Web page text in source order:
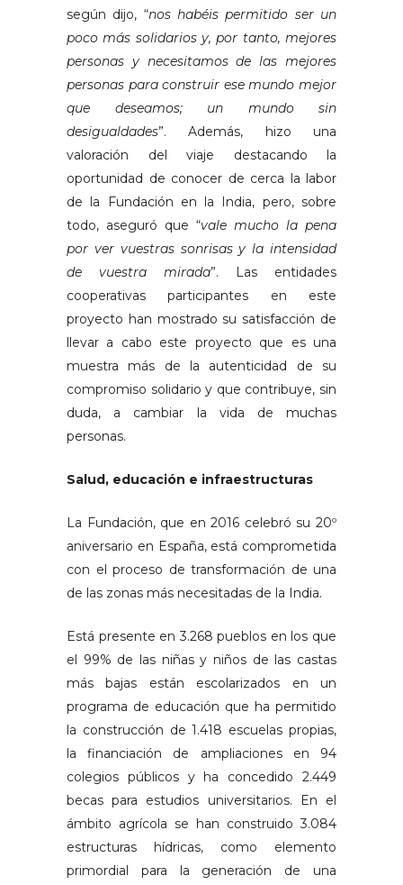
según dijo, “nos habéis permitido ser un
poco más solidarios y, por tanto, mejores
personas y necesitamos de las mejores
personas para construir ese mundo mejor
que deseamos; un mundo sin
desigualdades”. Además, hizo una
valoración del viaje destacando la
oportunidad de conocer de cerca la labor
de la Fundación en la India, pero, sobre
todo, aseguró que “vale mucho la pena
por ver vuestras sonrisas y la intensidad
de vuestra mirada”. Las entidades
cooperativas participantes en este
proyecto han mostrado su satisfacción de
llevar a cabo este proyecto que es una
muestra más de la autenticidad de su
compromiso solidario y que contribuye, sin
duda, a cambiar la vida de muchas
personas.
Salud, educación e infraestructuras
La Fundación, que en 2016 celebró su 20º
aniversario en España, está comprometida
con el proceso de transformación de una
de las zonas más necesitadas de la India.
Está presente en 3.268 pueblos en los que
el 99% de las niñas y niños de las castas
más bajas están escolarizados en un
programa de educación que ha permitido
la construcción de 1.418 escuelas propias,
la financiación de ampliaciones en 94
colegios públicos y ha concedido 2.449
becas para estudios universitarios. En el
ámbito agrícola se han construido 3.084
estructuras hídricas, como elemento
primordial para la generación de una